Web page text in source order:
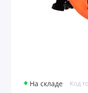
На складе Код